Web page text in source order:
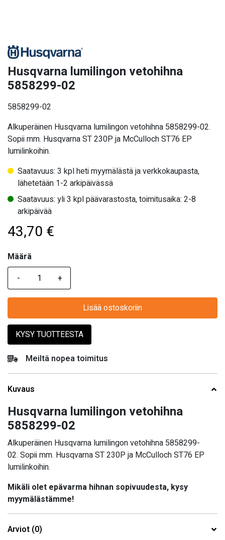
Husqvarna lumilingon vetohihna
5858299-02
5858299-02
Alkuperäinen Husqvarna lumilingon vetohihna 5858299-02.
Sopii mm. Husqvarna ST 230P ja McCulloch ST76 EP
lumilinkoihin.
Saatavuus: 3 kpl heti myymälästä ja verkkokaupasta,
lähetetään 1-2 arkipäivässä
Saatavuus: yli 3 kpl päävarastosta, toimitusaika: 2-8
arkipäivää
43,70 €
Määrä
Määrä
Lisää ostoskoriin
KYSY TUOTTEESTA
Meiltä nopea toimitus
Kuvaus
Husqvarna lumilingon vetohihna
5858299-02
Alkuperäinen Husqvarna lumilingon vetohihna 5858299-
02. Sopii mm. Husqvarna ST 230P ja McCulloch ST76 EP
lumilinkoihin.
Mikäli olet epävarma hihnan sopivuudesta, kysy
myymälästämme!
Arviot (0)